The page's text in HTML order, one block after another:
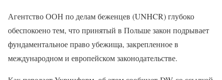
Агентство ООН по делам беженцев (UNHCR) глубоко
обеспокоено тем, что принятый в Польше закон подрывает
фундаментальное право убежища, закрепленное в
международном и европейском законодательстве.